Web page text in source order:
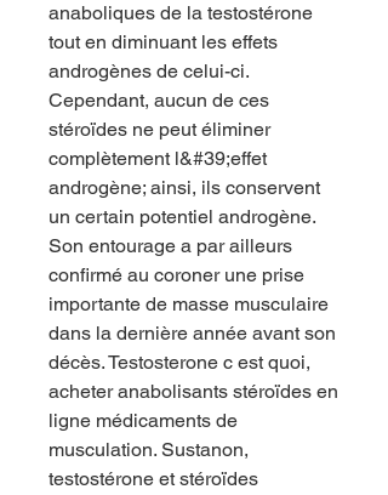
anaboliques de la testostérone
tout en diminuant les effets
androgènes de celui-ci.
Cependant, aucun de ces
stéroïdes ne peut éliminer
complètement l&#39;effet
androgène; ainsi, ils conservent
un certain potentiel androgène.
Son entourage a par ailleurs
confirmé au coroner une prise
importante de masse musculaire
dans la dernière année avant son
décès. Testosterone c est quoi,
acheter anabolisants stéroïdes en
ligne médicaments de
musculation. Sustanon,
testostérone et stéroïdes